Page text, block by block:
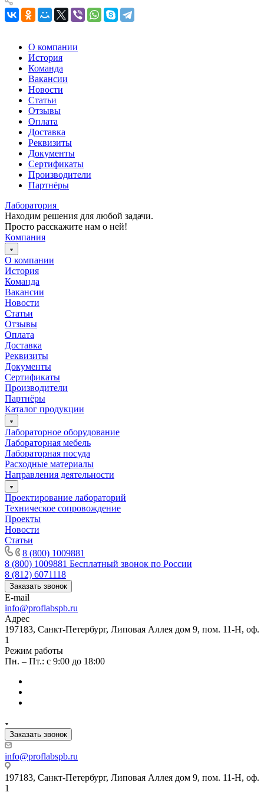
О компании
История
Команда
Вакансии
Новости
Статьи
Отзывы
Оплата
Доставка
Реквизиты
Документы
Сертификаты
Производители
Партнёры
Лаборатория
Находим решения для любой задачи.
Просто расскажите нам о ней!
Компания
О компании
История
Команда
Вакансии
Новости
Статьи
Отзывы
Оплата
Доставка
Реквизиты
Документы
Сертификаты
Производители
Партнёры
Каталог продукции
Лабораторное оборудование
Лабораторная мебель
Лабораторная посуда
Расходные материалы
Направления деятельности
Проектирование лабораторий
Техническое сопровождение
Проекты
Новости
Статьи
8 (800) 1009881
8 (800) 1009881 Бесплатный звонок по России
8 (812) 6071118
Заказать звонок
E-mail
info@proflabspb.ru
Адрес
197183, Санкт-Петербург, Липовая Аллея дом 9, пом. 11-Н, оф.
1
Режим работы
Пн. – Пт.: с 9:00 до 18:00
Заказать звонок
info@proflabspb.ru
197183, Санкт-Петербург, Липовая Аллея дом 9, пом. 11-Н, оф.
1